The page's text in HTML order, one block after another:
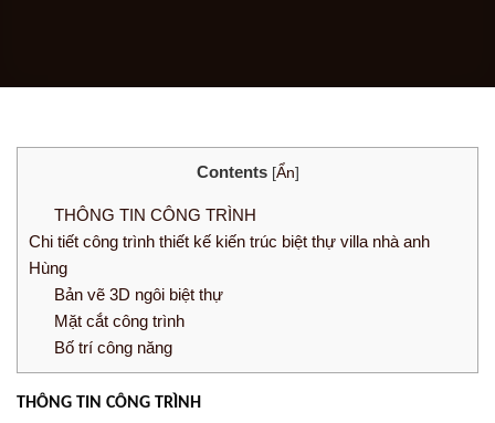
Contents [Ẩn]
THÔNG TIN CÔNG TRÌNH
Chi tiết công trình thiết kế kiến trúc biệt thự villa nhà anh
Hùng
Bản vẽ 3D ngôi biệt thự
Mặt cắt công trình
Bố trí công năng
THÔNG TIN CÔNG TRÌNH